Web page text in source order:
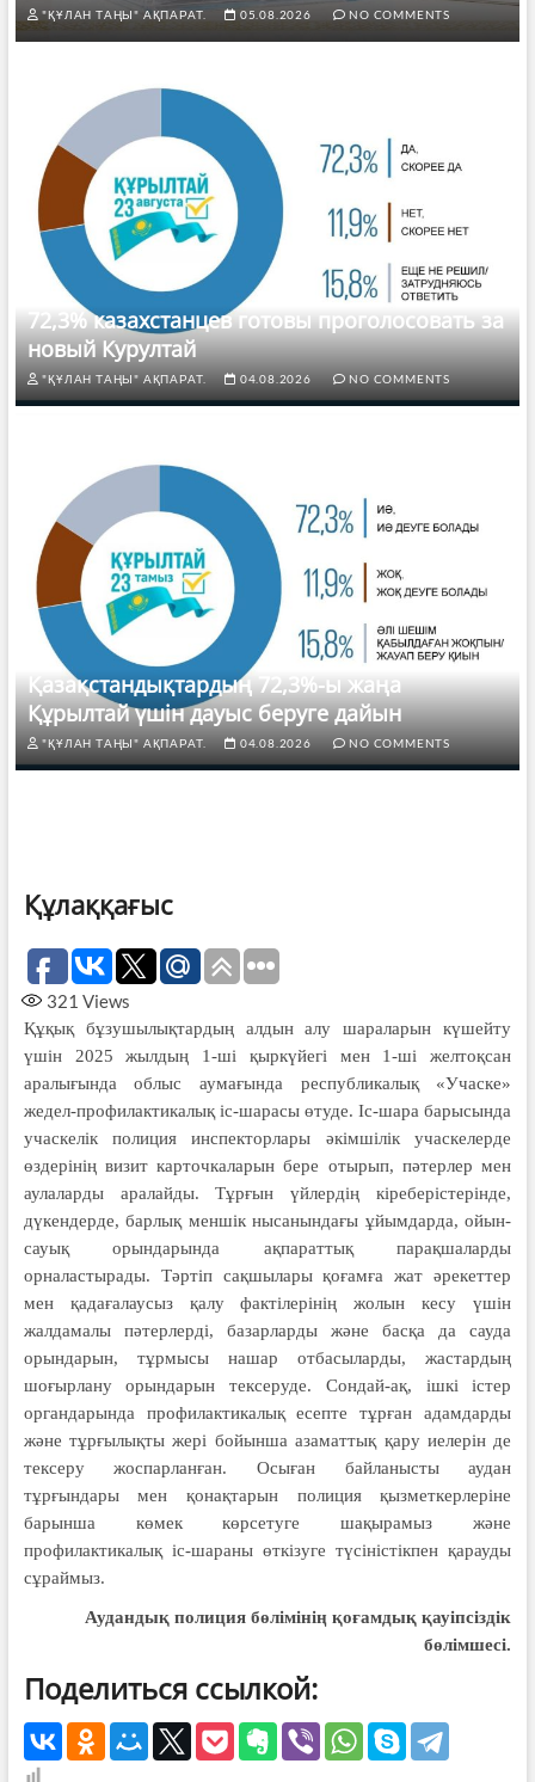
"ҚҰЛАН ТАҢЫ" АҚПАРАТ. 05.08.2026 NO COMMENTS
72,3% казахстанцев готовы проголосовать за
новый Курултай
"ҚҰЛАН ТАҢЫ" АҚПАРАТ. 04.08.2026 NO COMMENTS
Қазақстандықтардың 72,3%-ы жаңа
Құрылтай үшін дауыс беруге дайын
"ҚҰЛАН ТАҢЫ" АҚПАРАТ. 04.08.2026 NO COMMENTS
Құлаққағыс
321 Views
Құқық бұзушылықтардың алдын алу шараларын күшейту
үшін 2025 жылдың 1-ші қыркүйегі мен 1-ші желтоқсан
аралығында облыс аумағында республикалық «Учаске»
жедел-профилактикалық іс-шарасы өтуде. Іс-шара барысында
учаскелік полиция инспекторлары әкімшілік учаскелерде
өздерінің визит карточкаларын бере отырып, пәтерлер мен
аулаларды аралайды. Тұрғын үйлердің кіреберістерінде,
дүкендерде, барлық меншік нысанындағы ұйымдарда, ойын-
сауық орындарында ақпараттық парақшаларды
орналастырады. Тәртіп сақшылары қоғамға жат әрекеттер
мен қадағалаусыз қалу фактілерінің жолын кесу үшін
жалдамалы пәтерлерді, базарларды және басқа да сауда
орындарын, тұрмысы нашар отбасыларды, жастардың
шоғырлану орындарын тексеруде. Сондай-ақ, ішкі істер
органдарында профилактикалық есепте тұрған адамдарды
және тұрғылықты жері бойынша азаматтық қару иелерін де
тексеру жоспарланған. Осыған байланысты аудан
тұрғындары мен қонақтарын полиция қызметкерлеріне
барынша көмек көрсетуге шақырамыз және
профилактикалық іс-шараны өткізуге түсіністікпен қарауды
сұраймыз.
Аудандық полиция бөлімінің қоғамдық қауіпсіздік
бөлімшесі.
Поделиться ссылкой: